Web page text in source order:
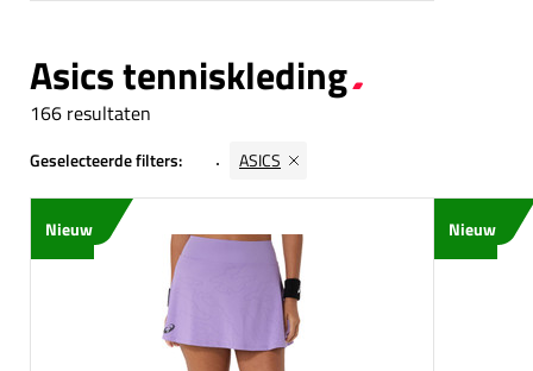
Asics tenniskleding
166 resultaten
Geselecteerde filters: ASICS
Nieuw Nieuw